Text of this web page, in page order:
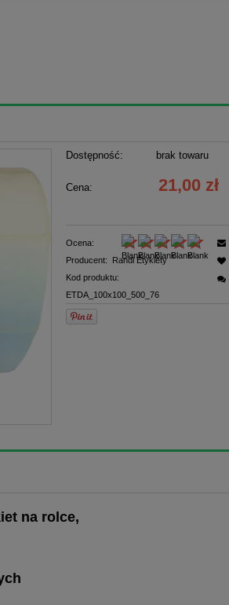
Dostępność: brak towaru
Cena: 21,00 zł
Ocena:
Producent:
Randi Etykiety
Kod produktu:
ETDA_100x100_500_76
na rolce,